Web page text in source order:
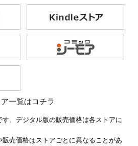
一覧はコチラ
。デジタル版の販売価格は各ストアに
売価格はストアごとに異なることがあ